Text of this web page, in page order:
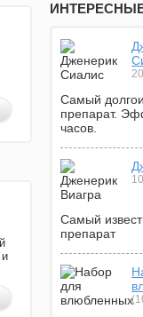
Самый
препарат.
часов.
Самый
препарат